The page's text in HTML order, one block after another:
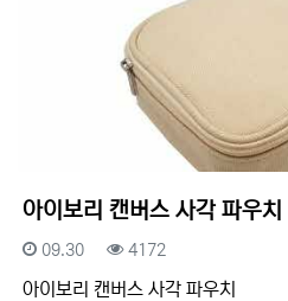
아이보리 캔버스 사각 파우치
등록일
09.30 조회
4172
아이보리 캔버스 사각 파우치